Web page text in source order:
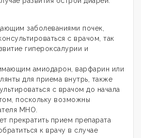
заболеваниями почек,
с врачом, так
гипероксалурии и
амиодарон, варфарин или
для приема внутрь, также
с врачом до начала
поскольку возможны
МНО.
прекратить прием препарата
к врачу в случае